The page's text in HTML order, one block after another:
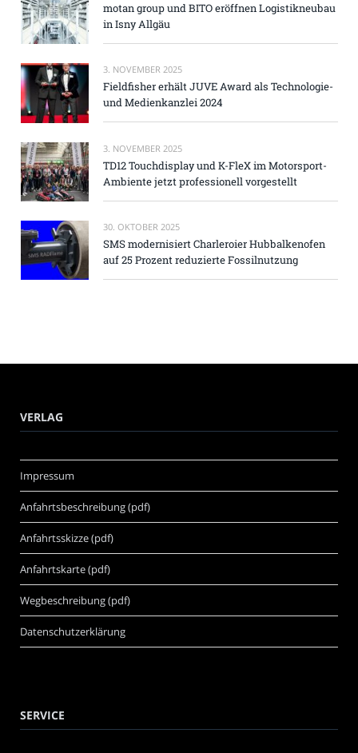
motan group und BITO eröffnen Logistikneubau
in Isny Allgäu
3. NOVEMBER 2025
Fieldfisher erhält JUVE Award als Technologie-
und Medienkanzlei 2024
3. NOVEMBER 2025
TD12 Touchdisplay und K-FleX im Motorsport-
Ambiente jetzt professionell vorgestellt
30. OKTOBER 2025
SMS modernisiert Charleroier Hubbalkenofen
auf 25 Prozent reduzierte Fossilnutzung
VERLAG
Impressum
Anfahrtsbeschreibung (pdf)
Anfahrtsskizze (pdf)
Anfahrtskarte (pdf)
Wegbeschreibung (pdf)
Datenschutzerklärung
SERVICE